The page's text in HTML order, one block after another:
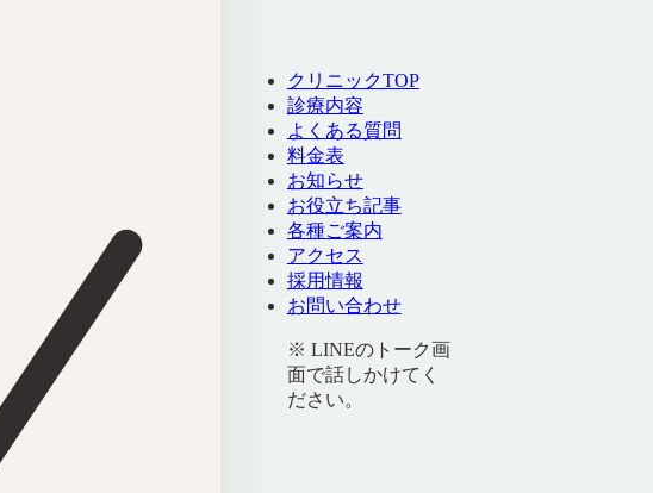
クリニックTOP
診療内容
よくある質問
料金表
お知らせ
お役立ち記事
各種ご案内
アクセス
採用情報
お問い合わせ
※ LINEのトーク画
面で話しかけてく
ださい。